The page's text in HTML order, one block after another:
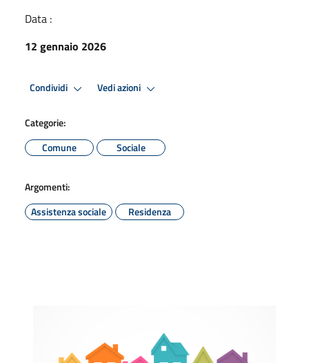
Data :
12 gennaio 2026
Condividi Vedi azioni
Categorie:
Comune
Sociale
Argomenti:
Assistenza sociale
Residenza